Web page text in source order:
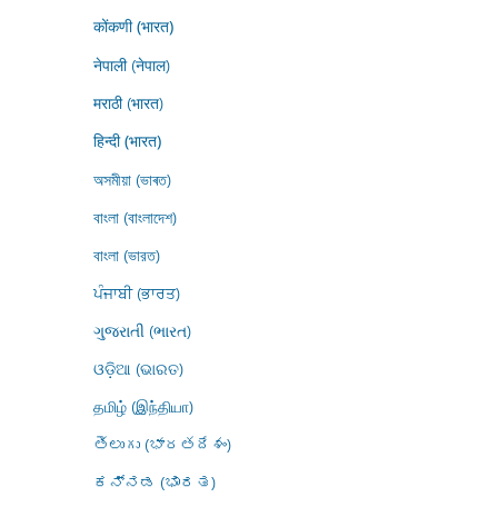
कोंकणी (भारत)
नेपाली (नेपाल)
मराठी (भारत)
हिन्दी (भारत)
অসমীয়া (ভাৰত)
বাংলা (বাংলাদেশ)
বাংলা (ভারত)
ਪੰਜਾਬੀ (ਭਾਰਤ)
ગુજરાતી (ભારત)
ଓଡ଼ିଆ (ଭାରତ)
தமிழ் (இந்தியா)
తెలుగు (భారతదేశం)
ಕನ್ನಡ (ಭಾರತ)